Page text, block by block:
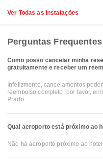
Ver Todas as Instalações
Perguntas Frequentes
Como posso cancelar minha
gratuitamente e receber um
Infelizmente, cancelamentos
reembolso completo, por favor,
Prado.
Qual aeroporto está próximo ao
Não há aeroporto próximo ao